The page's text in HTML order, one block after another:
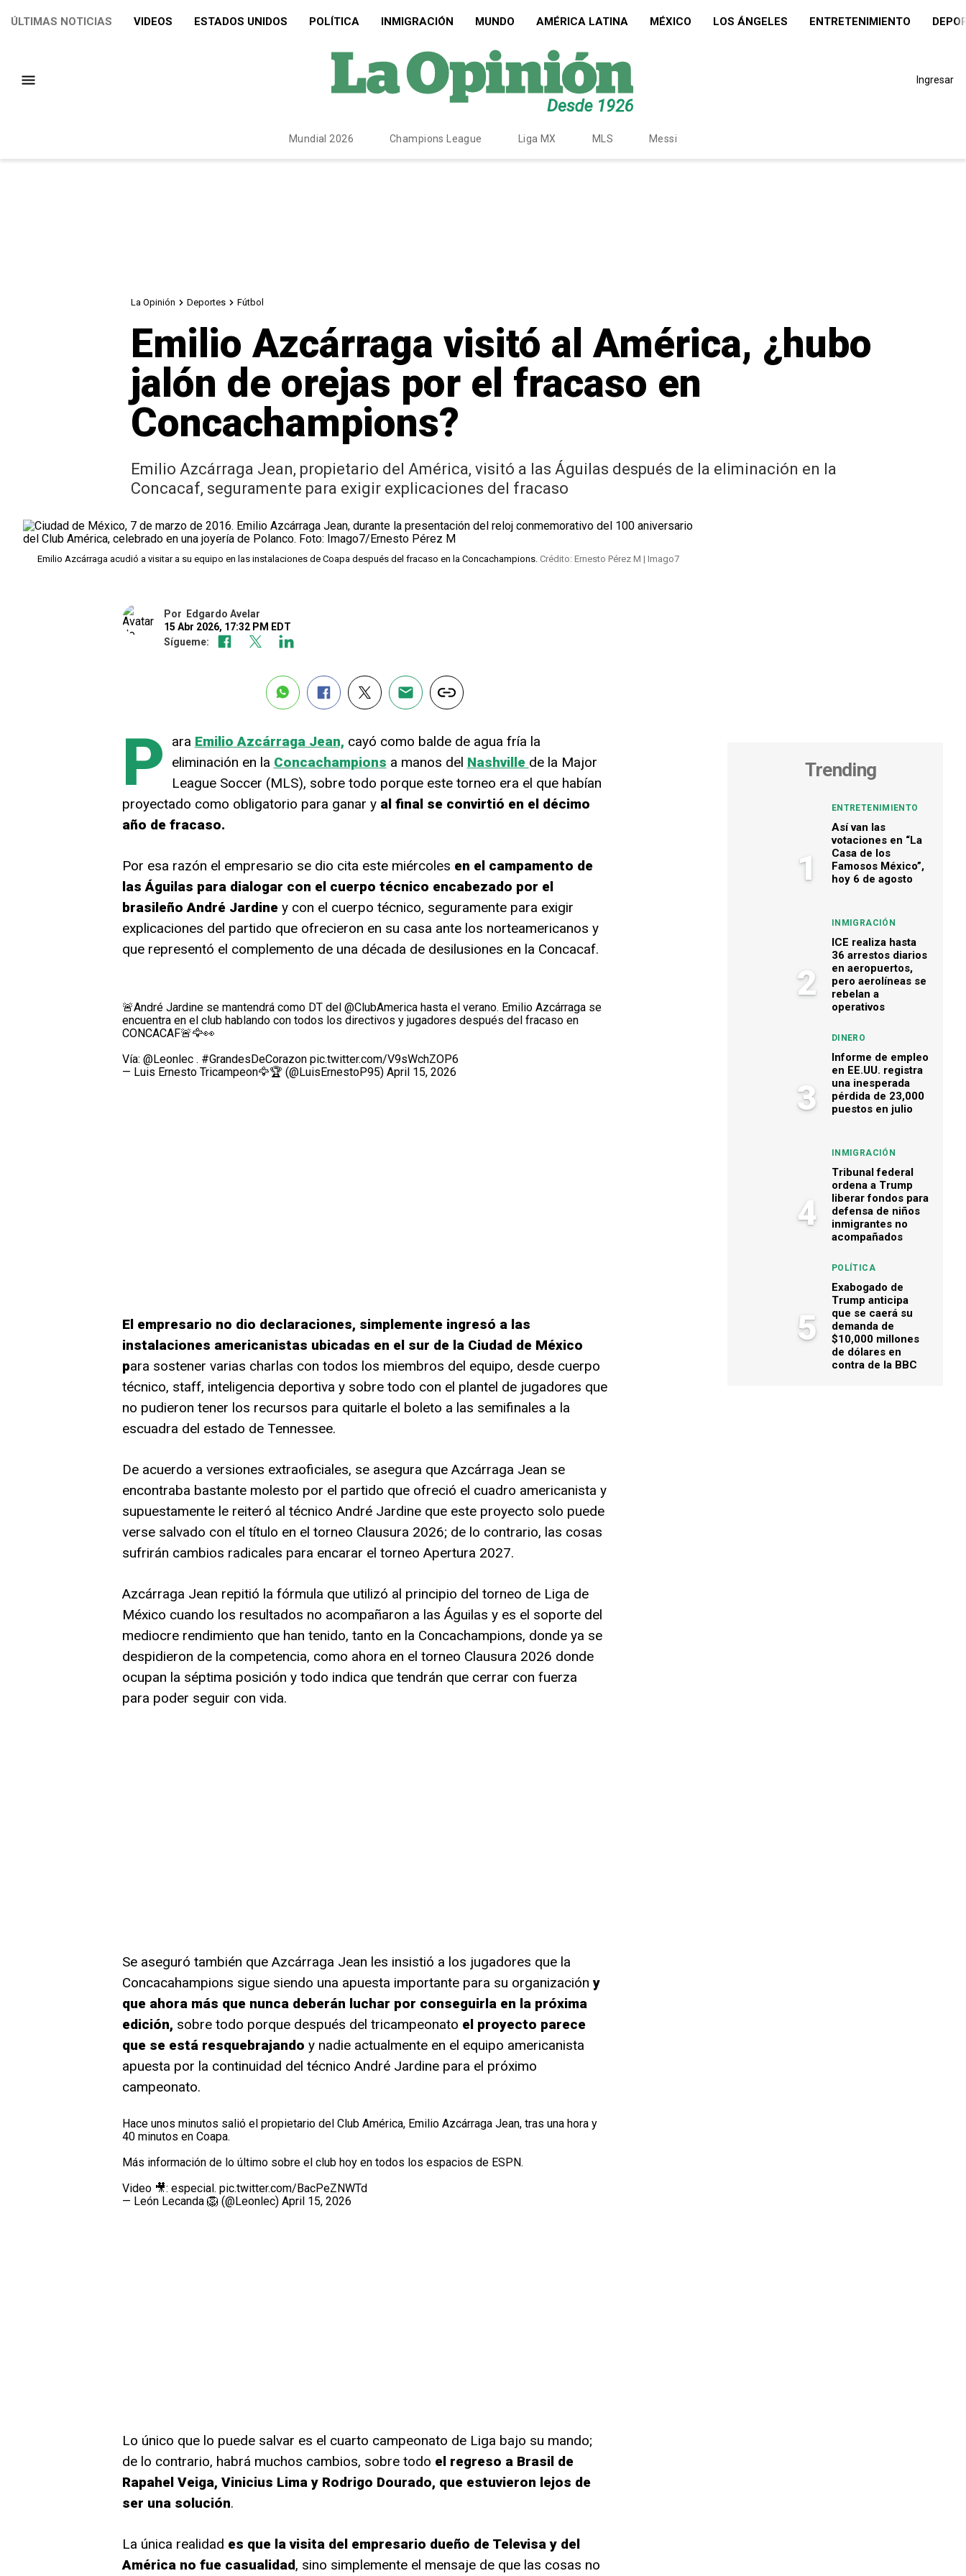
ÚLTIMAS NOTICIAS VIDEOS ESTADOS UNIDOS POLÍTICA INMIGRACIÓN MUNDO AMÉRICA LATINA MÉXICO LOS ÁNGELES ENTRETENIMIENTO
Ingresar
Mundial 2026 Champions League Liga MX MLS Messi
La Opinión Deportes Fútbol
Emilio Azcárraga visitó al América, ¿hubo
jalón de orejas por el fracaso en
Concachampions?
Emilio Azcárraga Jean, propietario del América, visitó a las Águilas después de la eliminación en la
Concacaf, seguramente para exigir explicaciones del fracaso
Emilio Azcárraga acudió a visitar a su equipo en las instalaciones de Coapa después del fracaso en la Concachampions. Crédito: Ernesto Pérez M | Imago7
Por
Edgardo Avelar
15 Abr 2026, 17:32 PM EDT
Sígueme:
P ara Emilio Azcárraga Jean, cayó como balde de agua fría la
eliminación en la Concachampions a manos del Nashville de la Major
League Soccer (MLS), sobre todo porque este torneo era el que habían
proyectado como obligatorio para ganar y al final se convirtió en el décimo
año de fracaso.
Por esa razón el empresario se dio cita este miércoles en el campamento de
las Águilas para dialogar con el cuerpo técnico encabezado por el
brasileño André Jardine y con el cuerpo técnico, seguramente para exigir
explicaciones del partido que ofrecieron en su casa ante los norteamericanos y
que representó el complemento de una década de desilusiones en la Concacaf.
🚨André Jardine se mantendrá como DT del @ClubAmericahasta el verano. Emilio Azcárraga se
encuentra en el club hablando con todos los directivos y jugadores después del fracaso en
CONCACAF🚨🦅👀
Vía: @Leonlec. #GrandesDeCorazon pic.twitter.com/V9sWchZOP6
— Luis Ernesto Tricampeon🦅🏆 (@LuisErnestoP95) April 15, 2026
El empresario no dio declaraciones, simplemente ingresó a las
instalaciones americanistas ubicadas en el sur de la Ciudad de México
para sostener varias charlas con todos los miembros del equipo, desde cuerpo
técnico, staff, inteligencia deportiva y sobre todo con el plantel de jugadores que
no pudieron tener los recursos para quitarle el boleto a las semifinales a la
escuadra del estado de Tennessee.
De acuerdo a versiones extraoficiales, se asegura que Azcárraga Jean se
encontraba bastante molesto por el partido que ofreció el cuadro americanista y
supuestamente le reiteró al técnico André Jardine que este proyecto solo puede
verse salvado con el título en el torneo Clausura 2026; de lo contrario, las cosas
sufrirán cambios radicales para encarar el torneo Apertura 2027.
Azcárraga Jean repitió la fórmula que utilizó al principio del torneo de Liga de
México cuando los resultados no acompañaron a las Águilas y es el soporte del
mediocre rendimiento que han tenido, tanto en la Concachampions, donde ya se
despidieron de la competencia, como ahora en el torneo Clausura 2026 donde
ocupan la séptima posición y todo indica que tendrán que cerrar con fuerza
para poder seguir con vida.
Se aseguró también que Azcárraga Jean les insistió a los jugadores que la
Concacahampions sigue siendo una apuesta importante para su organizacióny
que ahora más que nunca deberán luchar por conseguirla en la próxima
edición, sobre todo porque después del tricampeonato el proyecto parece
que se está resquebrajando y nadie actualmente en el equipo americanista
apuesta por la continuidad del técnico André Jardine para el próximo
campeonato.
Hace unos minutos salió el propietario del Club América, Emilio Azcárraga Jean, tras una hora y
40 minutos en Coapa.
Más información de lo último sobre el club hoy en todos los espacios de ESPN.
Video 🎥: especial. pic.twitter.com/BacPeZNWTd
— León Lecanda 🦁 (@Leonlec) April 15, 2026
Lo único que lo puede salvar es el cuarto campeonato de Liga bajo su mando;
de lo contrario, habrá muchos cambios, sobre todo el regreso a Brasil de
Rapahel Veiga, Vinicius Lima y Rodrigo Dourado, que estuvieron lejos de
ser una solución.
La única realidad es que la visita del empresario dueño de Televisa y del
América no fue casualidad, sino simplemente el mensaje de que las cosas no
Trending
1
ENTRETENIMIENTO
Así van las
votaciones en “La
Casa de los
Famosos México”,
hoy 6 de agosto
2
INMIGRACIÓN
ICE realiza hasta
36 arrestos diarios
en aeropuertos,
pero aerolíneas se
rebelan a
operativos
3
DINERO
Informe de empleo
en EE.UU. registra
una inesperada
pérdida de 23,000
puestos en julio
4
INMIGRACIÓN
Tribunal federal
ordena a Trump
liberar fondos para
defensa de niños
inmigrantes no
acompañados
5
POLÍTICA
Exabogado de
Trump anticipa
que se caerá su
demanda de
$10,000 millones
de dólares en
contra de la BBC